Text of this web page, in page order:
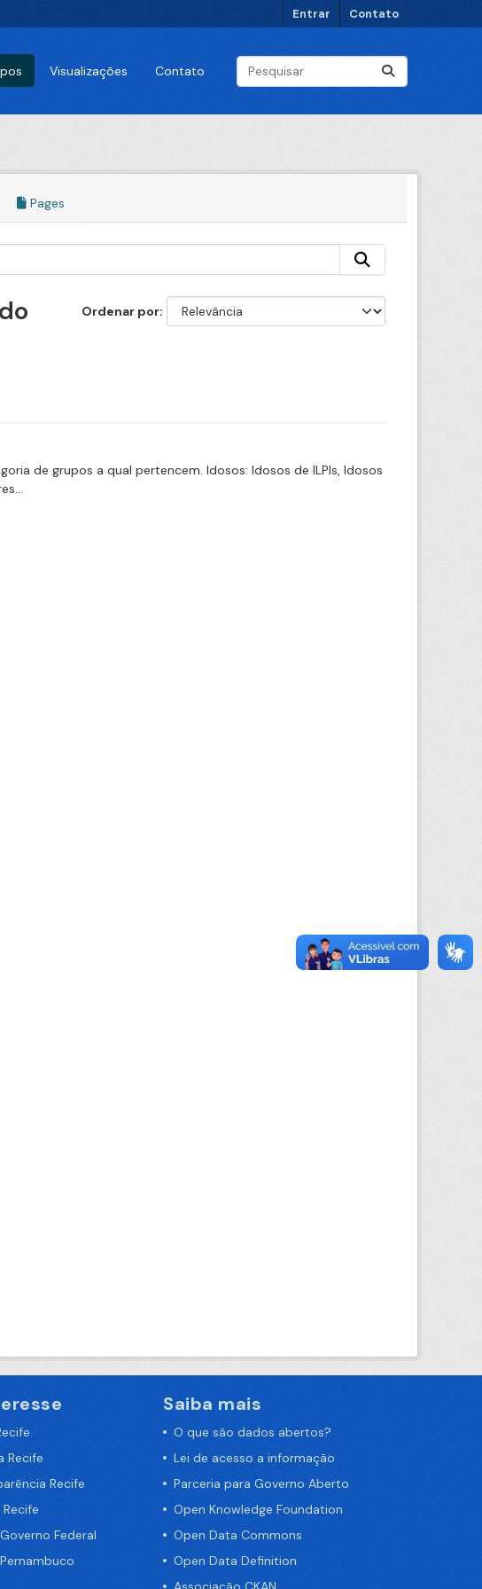
Entrar Contato
Visualizações Contato
Pages
Ordenar por
de grupos a qual pertencem. Idosos: Idosos de ILPIs, Idosos
Recife
Recife
Federal
Saiba mais
O que são dados abertos?
Lei de acesso a informação
Parceria para Governo Aberto
Open Knowledge Foundation
Open Data Commons
Open Data Definition